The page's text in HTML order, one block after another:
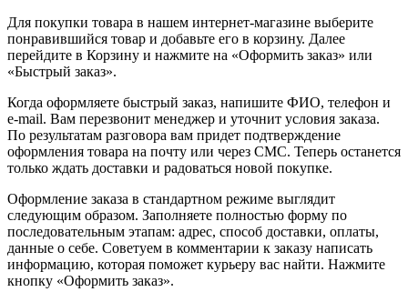
Для покупки товара в нашем интернет-магазине выберите
понравившийся товар и добавьте его в корзину. Далее
перейдите в Корзину и нажмите на «Оформить заказ» или
«Быстрый заказ».
Когда оформляете быстрый заказ, напишите ФИО, телефон и
e-mail. Вам перезвонит менеджер и уточнит условия заказа.
По результатам разговора вам придет подтверждение
оформления товара на почту или через СМС. Теперь останется
только ждать доставки и радоваться новой покупке.
Оформление заказа в стандартном режиме выглядит
следующим образом. Заполняете полностью форму по
последовательным этапам: адрес, способ доставки, оплаты,
данные о себе. Советуем в комментарии к заказу написать
информацию, которая поможет курьеру вас найти. Нажмите
кнопку «Оформить заказ».